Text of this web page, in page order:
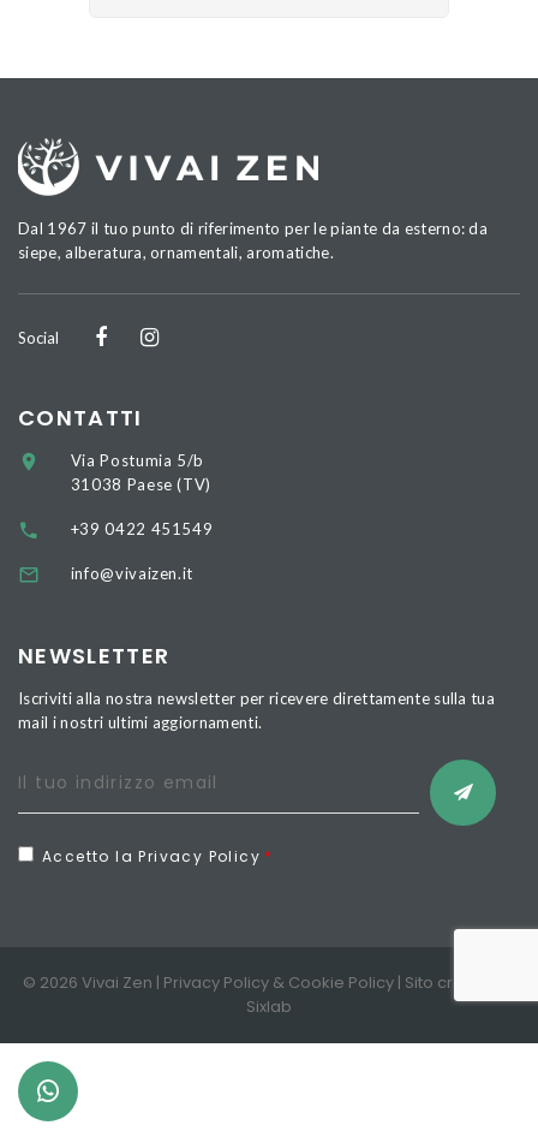
Dal 1967 il tuo punto di riferimento per le piante da esterno: da
siepe, alberatura, ornamentali, aromatiche.
Social
CONTATTI
Via Postumia 5/b
31038 Paese (TV)
+39 0422 451549
info@vivaizen.it
NEWSLETTER
Iscriviti alla nostra newsletter per ricevere direttamente sulla tua
mail i nostri ultimi aggiornamenti.
Accetto la Privacy Policy
© 2026 Vivai Zen | Privacy Policy & Cookie Policy | Sito creato da
Sixlab